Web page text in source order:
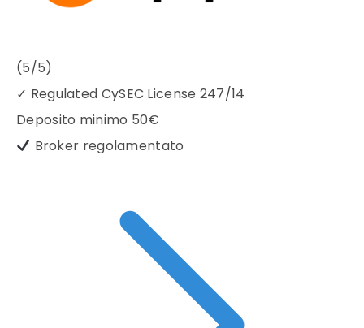
(5/5)
✓ Regulated CySEC License 247/14
Deposito minimo 50€
Broker regolamentato